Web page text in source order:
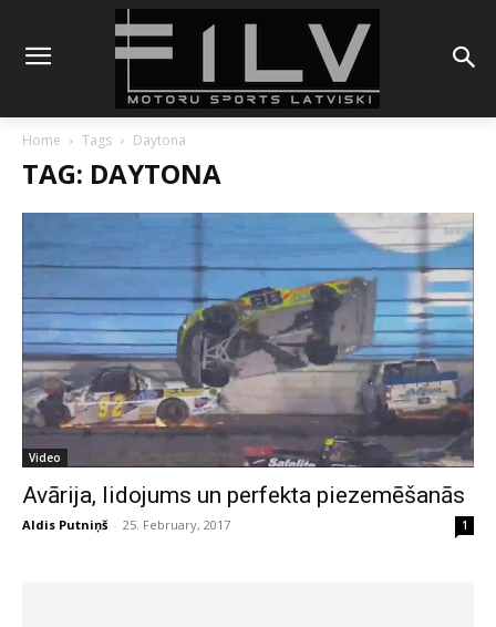
Home Tags Daytona
TAG: DAYTONA
Video
Avārija, lidojums un perfekta piezemēšanās
Aldis Putniņš - 25. February, 2017 1